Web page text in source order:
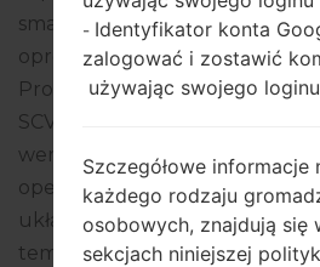
smartfona odpowiada
oprogramowania
Produkt jest
SCV36KDU1CSD3, wersja
wersja MODEM
operacyjnego danego
układowego to Android Pie
temat flashowania
- Identyfikator konta
zalogować i zostawić
używając swojego
Szczegółowe informacje
każdego rodzaju
osobowych, znajdują się
sekcjach niniejszej